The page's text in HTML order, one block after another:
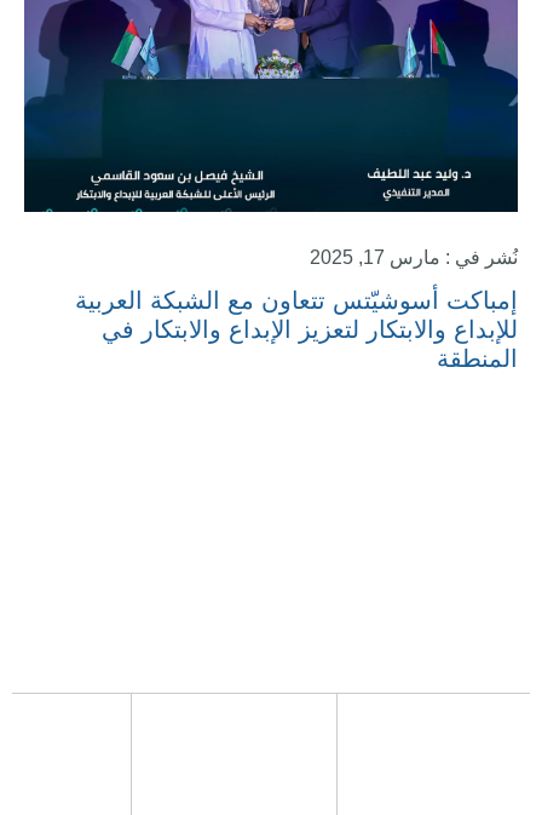
نُشر في : مارس 17, 2025
إمباكت أسوشيّتس تتعاون مع الشبكة العربية
للإبداع والابتكار لتعزيز الإبداع والابتكار في
المنطقة